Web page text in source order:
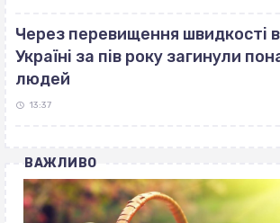
Через перевищення швидкості
Україні за пів року загинули
людей
13:37
ВАЖЛИВО